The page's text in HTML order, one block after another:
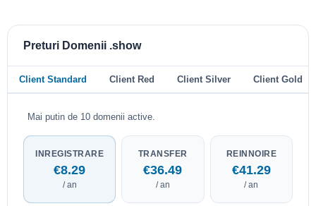
Preturi Domenii .show
Client Standard Client Red Client Silver Client Gold
Mai putin de 10 domenii active.
INREGISTRARE
€8.29
/ an
TRANSFER
€36.49
/ an
REINNOIRE
€41.29
/ an